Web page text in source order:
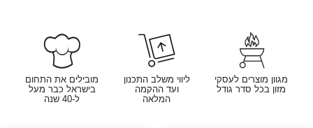
מגוון מוצרים לעסקי
מזון בכל סדר גודל
ליווי משלב התכנון
ועד ההקמה
המלאה
מובילים את התחום
בישראל כבר מעל
ל-40 שנה